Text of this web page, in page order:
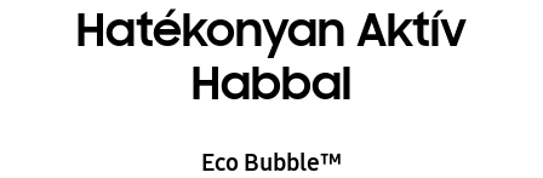
Hatékonyan Aktív
Habbal
Eco Bubble™